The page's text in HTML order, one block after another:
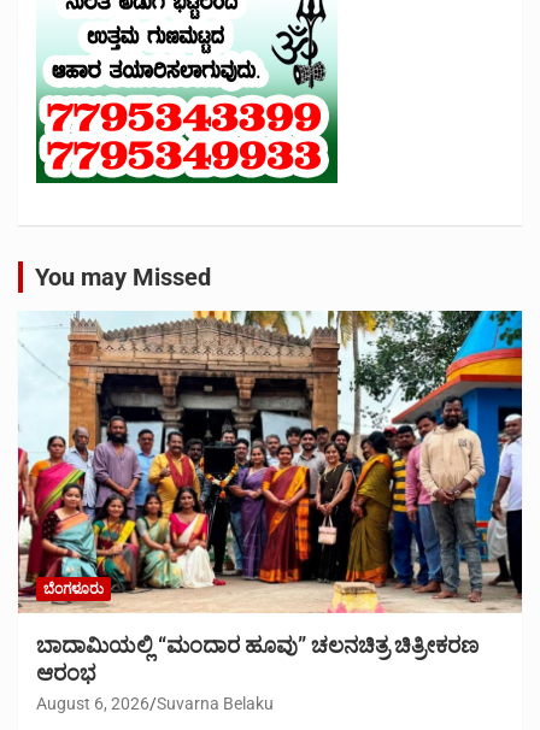
You may Missed
ಬೆಂಗಳೂರು
ಬಾದಾಮಿಯಲ್ಲಿ “ಮಂದಾರ ಹೂವು” ಚಲನಚಿತ್ರ ಚಿತ್ರೀಕರಣ
ಆರಂಭ
August 6, 2026 Suvarna Belaku